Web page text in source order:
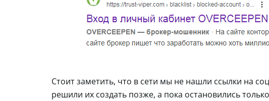
Стоит заметить, что в сети мы не нашли ссылки на
решили их создать позже, а пока остановились